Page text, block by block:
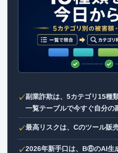
✓副業詐欺は、5カテゴリ15種
一覧テーブルで今すぐ自分の
✓最高リスクは、Cのツール販
✓2026年新手口は、B⑥のAI生